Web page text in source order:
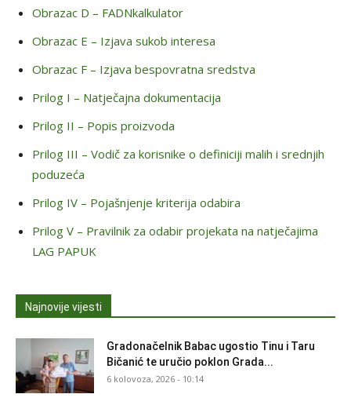
Obrazac D – FADNkalkulator
Obrazac E – Izjava sukob interesa
Obrazac F – Izjava bespovratna sredstva
Prilog I – Natječajna dokumentacija
Prilog II – Popis proizvoda
Prilog III – Vodič za korisnike o definiciji malih i srednjih
poduzeća
Prilog IV – Pojašnjenje kriterija odabira
Prilog V – Pravilnik za odabir projekata na natječajima
LAG PAPUK
Najnovije vijesti
Gradonačelnik Babac ugostio Tinu i Taru
Bičanić te uručio poklon Grada...
6 kolovoza, 2026 - 10:14